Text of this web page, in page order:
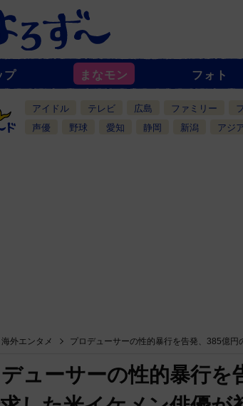
プ まなモン フォト
アイドル テレビ 広島 ファミリー
声優
野球 愛知 静岡 新潟 アジ
海外エンタメ プロデューサーの性的暴行を告発、385億
ューサーの性的暴行を